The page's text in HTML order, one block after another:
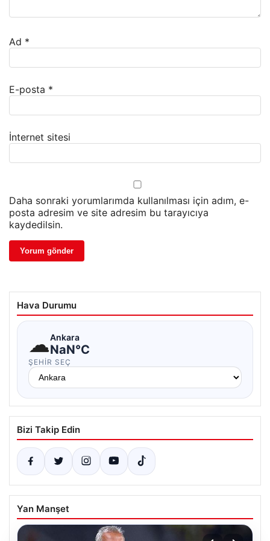
Ad *
E-posta *
İnternet sitesi
Daha sonraki yorumlarımda kullanılması için adım, e-
posta adresim ve site adresim bu tarayıcıya
kaydedilsin.
Hava Durumu
☁Ankara
NaN°C
ŞEHIR SEÇ
Bizi Takip Edin
Yan Manşet